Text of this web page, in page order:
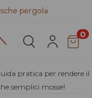
pergola
0
pratica per rendere il
semplici mosse!